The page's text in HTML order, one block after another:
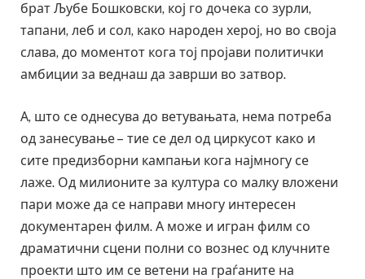
брат Љубе Бошковски, кој го дочека со зурли,
тапани, леб и сол, како народен херој, но во своја
слава, до моментот кога тој пројави политички
амбиции за веднаш да заврши во затвор.
А, што се однесува до ветувањата, нема потреба
од занесување – тие се дел од циркусот како и
сите предизборни кампањи кога најмногу се
лаже. Од милионите за култура со малку вложени
пари може да се направи многу интересен
документарен филм. А може и игран филм со
драматични сцени полни со вознес од клучните
проекти што им се ветени на граѓаните на